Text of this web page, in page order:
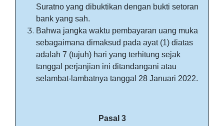
Suratno yang dibuktikan dengan bukti setoran
bank yang sah.
Bahwa jangka waktu pembayaran uang muka
sebagaimana dimaksud pada ayat (1) diatas
adalah 7 (tujuh) hari yang terhitung sejak
tanggal perjanjian ini ditandangani atau
selambat-lambatnya tanggal 28 Januari 2022.
Pasal 3